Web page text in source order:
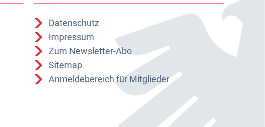
Datenschutz
Impressum
Zum Newsletter-Abo
Sitemap
Anmeldebereich für Mitglieder